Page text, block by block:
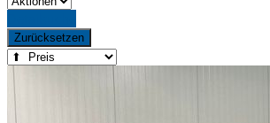
Zurücksetzen